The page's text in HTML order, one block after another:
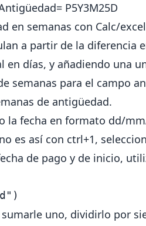
P5Y3M25D
en semanas con Calc/excel
a partir de la diferencia
en días, y añadiendo una
semanas para el campo
de antigüedad.
la fecha en formato dd/
es así con ctrl+1,
de pago y de inicio,
uno, dividirlo por